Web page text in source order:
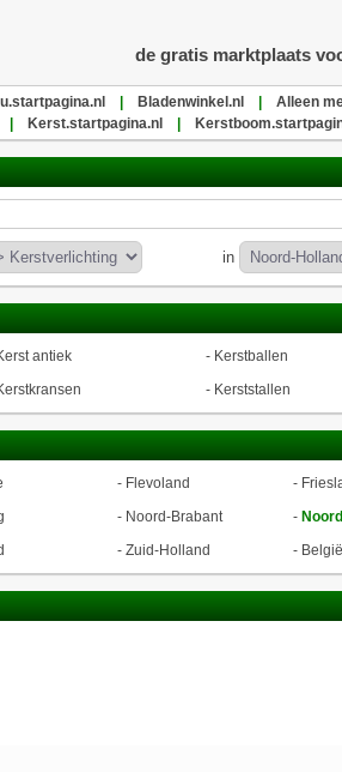
de gratis marktplaats
Bladenwinkel.nl
Alleen
Kerst.startpagina.nl
in
antiek - Kerstballen
- Kerststallen
- Flevoland -
- Noord-Brabant -
- Zuid-Holland - België